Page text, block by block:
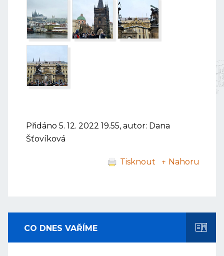
Přidáno 5. 12. 2022 19.55, autor: Dana
Šťovíková
Tisknout ↑ Nahoru
CO DNES VAŘÍME